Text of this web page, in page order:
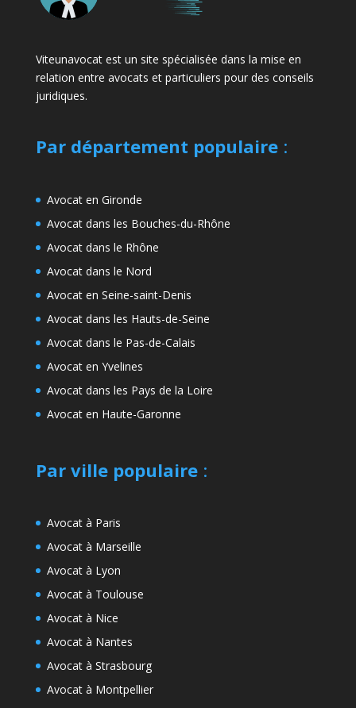
Viteunavocat est un site spécialisée dans la mise en
relation entre avocats et particuliers pour des conseils
juridiques.
Par département populaire:
Avocat en Gironde
Avocat dans les Bouches-du-Rhône
Avocat dans le Rhône
Avocat dans le Nord
Avocat en Seine-saint-Denis
Avocat dans les Hauts-de-Seine
Avocat dans le Pas-de-Calais
Avocat en Yvelines
Avocat dans les Pays de la Loire
Avocat en Haute-Garonne
Par ville populaire:
Avocat à Paris
Avocat à Marseille
Avocat à Lyon
Avocat à Toulouse
Avocat à Nice
Avocat à Nantes
Avocat à Strasbourg
Avocat à Montpellier